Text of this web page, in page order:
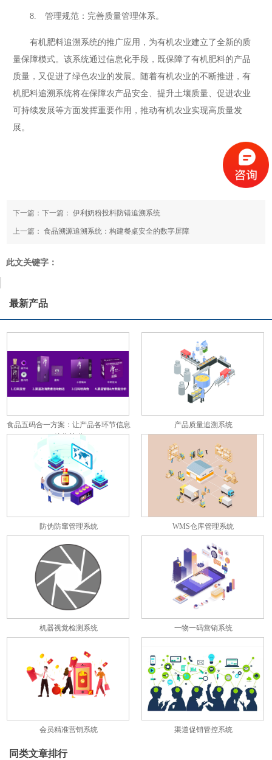
8. 管理规范：完善质量管理体系。
有机肥料追溯系统的推广应用，为有机农业建立了全新的质
量保障模式。该系统通过信息化手段，既保障了有机肥料的产品
质量，又促进了绿色农业的发展。随着有机农业的不断推进，有
机肥料追溯系统将在保障农产品安全、提升土壤质量、促进农业
可持续发展等方面发挥重要作用，推动有机农业实现高质量发
展。
下一篇：下一篇：伊利奶粉投料防错追溯系统
上一篇：食品溯源追溯系统：构建餐桌安全的数字屏障
此文关键字：
最新产品
食品五码合一方案：让产品各环节信息
彼此关联
产品质量追溯系统
防伪防窜管理系统 WMS仓库管理系统
机器视觉检测系统 一物一码营销系统
会员精准营销系统 渠道促销管控系统
同类文章排行